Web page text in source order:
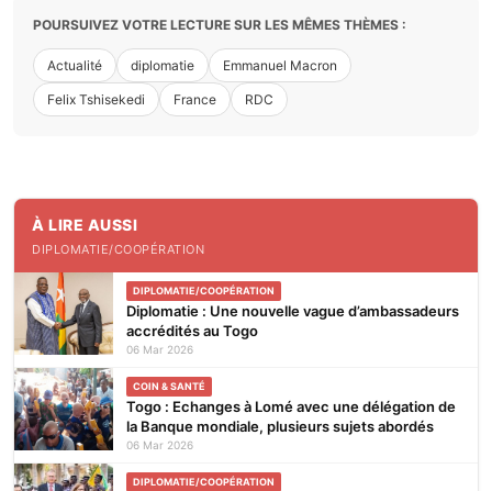
POURSUIVEZ VOTRE LECTURE SUR LES MÊMES THÈMES :
Actualité diplomatie Emmanuel Macron
Felix Tshisekedi France RDC
À LIRE AUSSI
DIPLOMATIE/COOPÉRATION
DIPLOMATIE/COOPÉRATION
Diplomatie : Une nouvelle vague d’ambassadeurs
accrédités au Togo
06 Mar 2026
COIN & SANTÉ
Togo : Echanges à Lomé avec une délégation de
la Banque mondiale, plusieurs sujets abordés
06 Mar 2026
DIPLOMATIE/COOPÉRATION